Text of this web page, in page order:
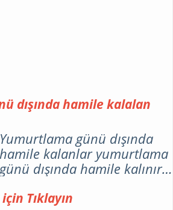
dışında hamile kalalan
Yumurtlama günü dışında
hamile kalanlar yumurtlama
günü dışında hamile kalınır
de Gebe kalınır
Tıklayın